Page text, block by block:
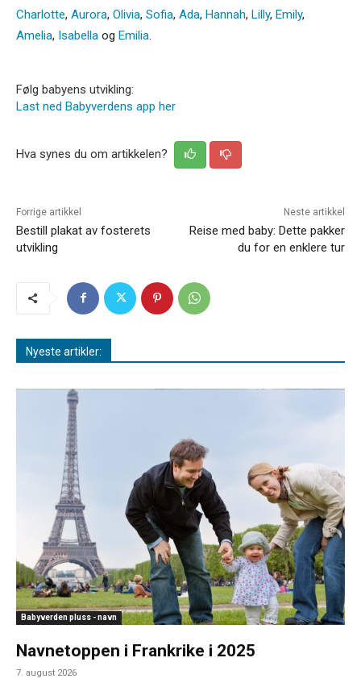
Charlotte, Aurora, Olivia, Sofia, Ada, Hannah, Lilly, Emily,
Amelia, Isabella og Emilia.
Følg babyens utvikling:
Last ned Babyverdens app her
Hva synes du om artikkelen?
Forrige artikkel
Bestill plakat av fosterets
utvikling
Neste artikkel
Reise med baby: Dette pakker
du for en enklere tur
Nyeste artikler:
Babyverden pluss - navn
Navnetoppen i Frankrike i 2025
7. august 2026